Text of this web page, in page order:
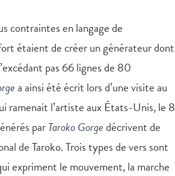
contraintes en langage de
étaient de créer un générateur dont
pas 66 lignes de 80
a ainsi été écrit lors d’une visite au
ramenait l’artiste aux États-Unis, le 8
parTaroko Gorgedécrivent de
de Taroko. Trois types de vers sont
expriment le mouvement, la marche